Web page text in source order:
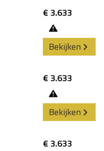
€ 3.633
Bekijken
€ 3.633
Bekijken
€ 3.633